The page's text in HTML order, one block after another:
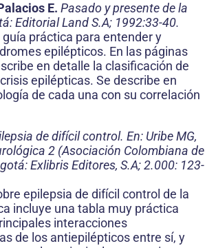
E. Pasado y presente de la
Editorial Land S.A; 1992:33-40.
práctica para entender y
epilépticos. En las páginas
en detalle la clasificación de
epilépticas. Se describe en
de cada una con su correlación
de difícil control. En: Uribe MG,
2 (Asociación Colombiana de
Exlibris Editores, S.A; 2.000: 123-
epilepsia de difícil control de la
incluye una tabla muy práctica
interacciones
de los antiepilépticos entre sí, y